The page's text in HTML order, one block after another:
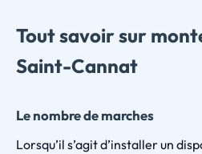
Tout savoir sur
Saint-Cannat
Le nombre de marches
Lorsqu’il s’agit d’installer un